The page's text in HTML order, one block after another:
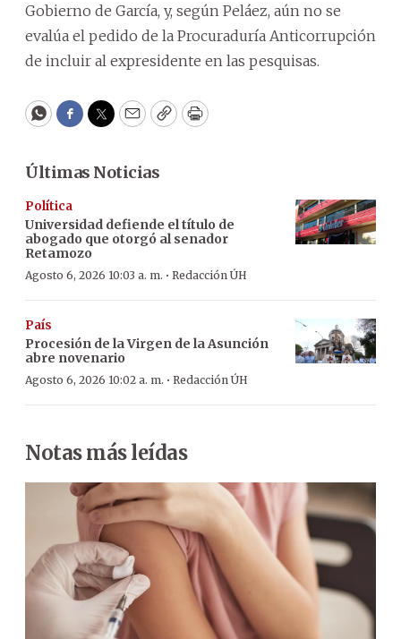
Gobierno de García, y, según Peláez, aún no se
evalúa el pedido de la Procuraduría Anticorrupción
de incluir al expresidente en las pesquisas.
WhatsApp
Facebook
Twitter
EmailCopyPrint
Últimas Noticias
Política
Universidad defiende el título de
abogado que otorgó al senador
Retamozo
Agosto 6, 2026 10:03 a. m. · Redacción ÚH
País
Procesión de la Virgen de la Asunción
abre novenario
Agosto 6, 2026 10:02 a. m. · Redacción ÚH
Notas más leídas